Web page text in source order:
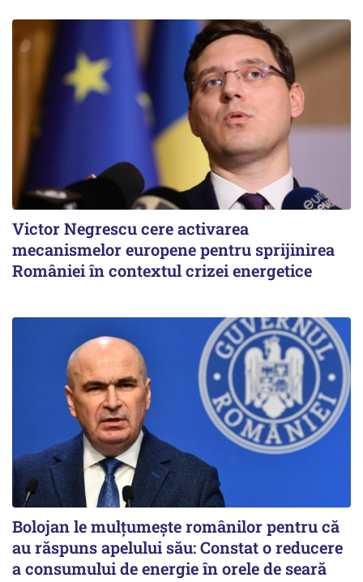
Victor Negrescu cere activarea
mecanismelor europene pentru sprijinirea
României în contextul crizei energetice
Bolojan le mulțumește românilor pentru că
au răspuns apelului său: Constat o reducere
a consumului de energie în orele de seară